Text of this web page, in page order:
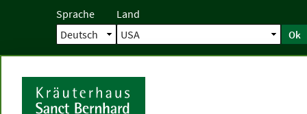
Sprache Land
Ok
Startseite